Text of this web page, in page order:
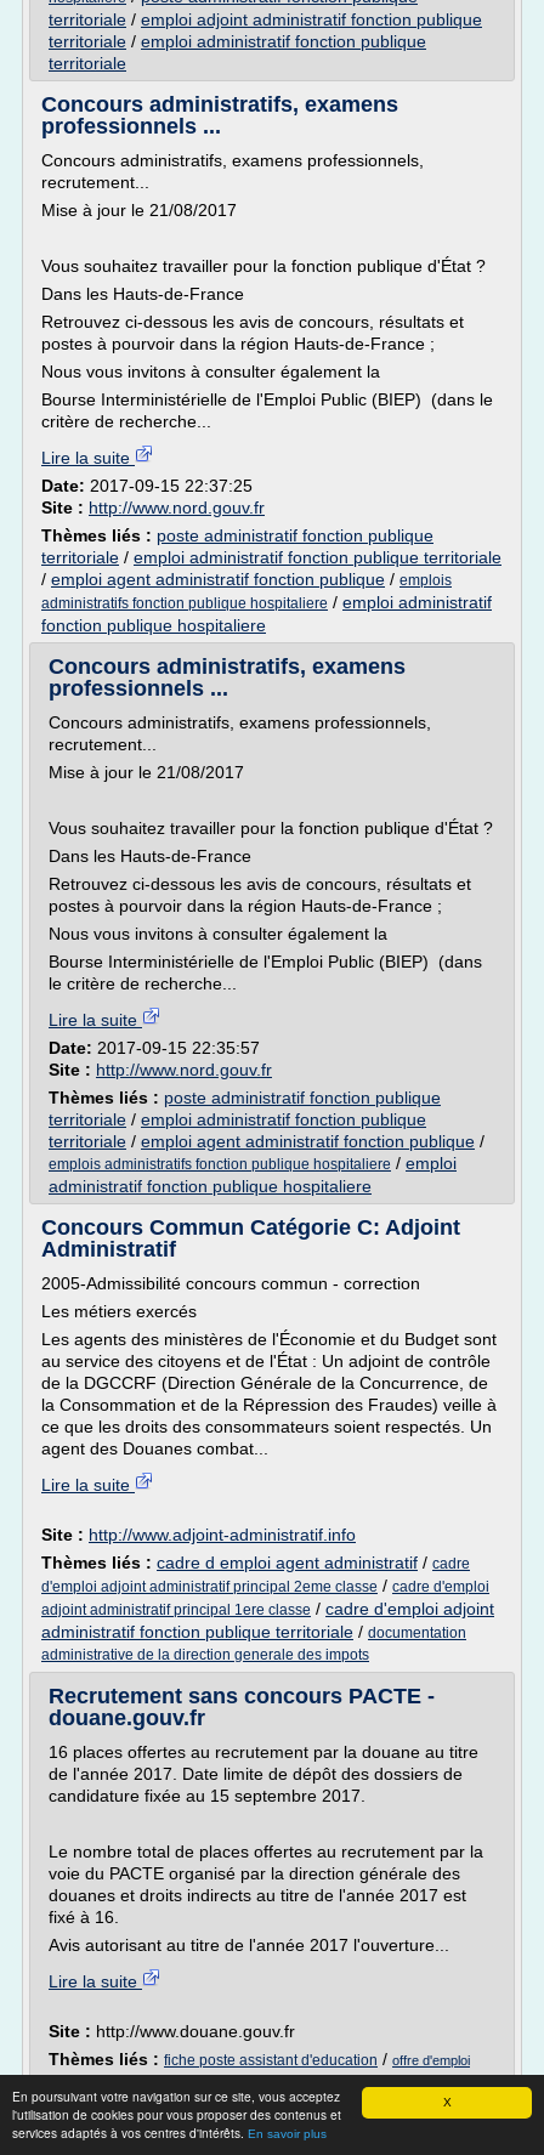
X
En poursuivant votre navigation sur ce site, vous acceptez
l'utilisation de cookies pour vous proposer des contenus et
services adaptés à vos centres d'intérêts. En savoir plus
territoriale / emploi adjoint administratif fonction publique
territoriale / emploi administratif fonction publique
territoriale
Concours administratifs, examens
professionnels ...
Concours administratifs, examens professionnels,
recrutement...
Mise à jour le 21/08/2017
Vous souhaitez travailler pour la fonction publique d'État ?
Dans les Hauts-de-France
Retrouvez ci-dessous les avis de concours, résultats et
postes à pourvoir dans la région Hauts-de-France ;
Nous vous invitons à consulter également la
Bourse Interministérielle de l'Emploi Public (BIEP) (dans le
critère de recherche...
Lire la suite
Date: 2017-09-15 22:37:25
Site : http://www.nord.gouv.fr
Thèmes liés : poste administratif fonction publique
territoriale / emploi administratif fonction publique territoriale
/ emploi agent administratif fonction publique / emplois
administratifs fonction publique hospitaliere / emploi administratif
fonction publique hospitaliere
Concours administratifs, examens
professionnels ...
Concours administratifs, examens professionnels,
recrutement...
Mise à jour le 21/08/2017
Vous souhaitez travailler pour la fonction publique d'État ?
Dans les Hauts-de-France
Retrouvez ci-dessous les avis de concours, résultats et
postes à pourvoir dans la région Hauts-de-France ;
Nous vous invitons à consulter également la
Bourse Interministérielle de l'Emploi Public (BIEP) (dans
le critère de recherche...
Lire la suite
Date: 2017-09-15 22:35:57
Site : http://www.nord.gouv.fr
Thèmes liés : poste administratif fonction publique
territoriale / emploi administratif fonction publique
territoriale / emploi agent administratif fonction publique /
emplois administratifs fonction publique hospitaliere / emploi
administratif fonction publique hospitaliere
Concours Commun Catégorie C: Adjoint
Administratif
2005-Admissibilité concours commun - correction
Les métiers exercés
Les agents des ministères de l'Économie et du Budget sont
au service des citoyens et de l'État : Un adjoint de contrôle
de la DGCCRF (Direction Générale de la Concurrence, de
la Consommation et de la Répression des Fraudes) veille à
ce que les droits des consommateurs soient respectés. Un
agent des Douanes combat...
Lire la suite
Site : http://www.adjoint-administratif.info
Thèmes liés : cadre d emploi agent administratif / cadre
d'emploi adjoint administratif principal 2eme classe / cadre d'emploi
adjoint administratif principal 1ere classe / cadre d'emploi adjoint
administratif fonction publique territoriale / documentation
administrative de la direction generale des impots
Recrutement sans concours PACTE -
douane.gouv.fr
16 places offertes au recrutement par la douane au titre
de l'année 2017. Date limite de dépôt des dossiers de
candidature fixée au 15 septembre 2017.
Le nombre total de places offertes au recrutement par la
voie du PACTE organisé par la direction générale des
douanes et droits indirects au titre de l'année 2017 est
fixé à 16.
Avis autorisant au titre de l'année 2017 l'ouverture...
Lire la suite
Site : http://www.douane.gouv.fr
Thèmes liés : fiche poste assistant d'education / offre d'emploi
offre d'emploi agent
administratif ile de france / offre d emploi agent administratif ile de
france/offre d'emploi dans l'administration publique